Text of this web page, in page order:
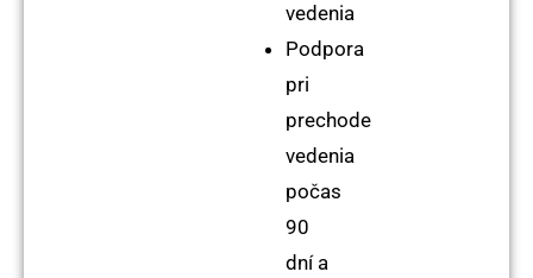
vedenia
Podpora
pri
prechode
vedenia
počas
90
dní a